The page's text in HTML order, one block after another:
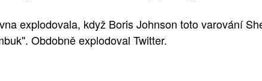
explodovala, když Boris Johnson toto varování
Obdobně explodoval Twitter.